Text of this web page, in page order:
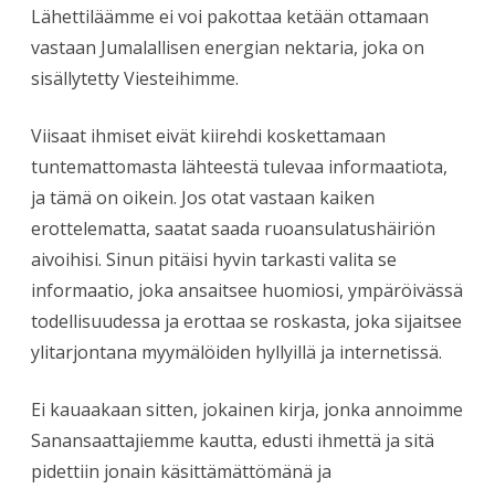
Lähettiläämme ei voi pakottaa ketään ottamaan
vastaan Jumalallisen energian nektaria, joka on
sisällytetty Viesteihimme.
Viisaat ihmiset eivät kiirehdi koskettamaan
tuntemattomasta lähteestä tulevaa informaatiota,
ja tämä on oikein. Jos otat vastaan kaiken
erottelematta, saatat saada ruoansulatushäiriön
aivoihisi. Sinun pitäisi hyvin tarkasti valita se
informaatio, joka ansaitsee huomiosi, ympäröivässä
todellisuudessa ja erottaa se roskasta, joka sijaitsee
ylitarjontana myymälöiden hyllyillä ja internetissä.
Ei kauaakaan sitten, jokainen kirja, jonka annoimme
Sanansaattajiemme kautta, edusti ihmettä ja sitä
pidettiin jonain käsittämättömänä ja